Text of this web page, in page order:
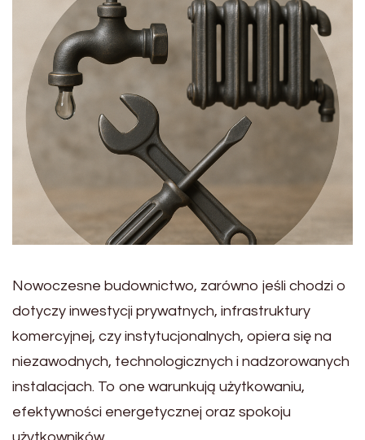
Nowoczesne budownictwo, zarówno jeśli chodzi o
dotyczy inwestycji prywatnych, infrastruktury
komercyjnej, czy instytucjonalnych, opiera się na
niezawodnych, technologicznych i nadzorowanych
instalacjach. To one warunkują użytkowaniu,
efektywności energetycznej oraz spokoju
użytkowników.